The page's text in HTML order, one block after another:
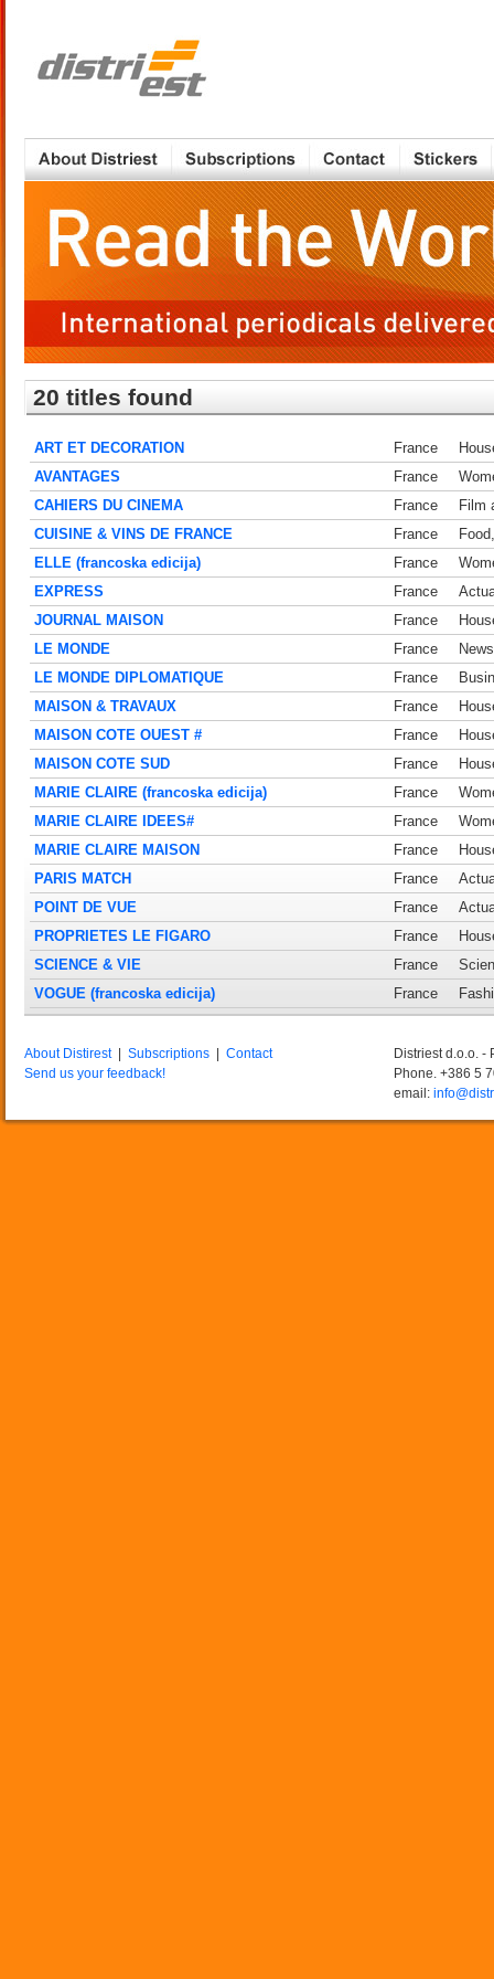
20 titles found
ART ET DECORATION France
AVANTAGES
France
CAHIERS DU CINEMA
France
Film
CUISINE & VINS DE FRANCE
France
ELLE (francoska edicija)
France
EXPRESS
France
JOURNAL MAISON
France
LE MONDE
France
LE MONDE DIPLOMATIQUE
France
MAISON & TRAVAUX
France
MAISON COTE OUEST #
France
MAISON COTE SUD
France
MARIE CLAIRE (francoska edicija)
France
MARIE CLAIRE IDEES#
France
MARIE CLAIRE MAISON
France
PARIS MATCH
France
POINT DE VUE
France
PROPRIETES LE FIGARO
France
SCIENCE & VIE
France
VOGUE (francoska edicija)
France
About Distirest| Subscriptions
Contact
Send us your feedback!
Distriest d.o.o. -
Phone. +386 5
email: